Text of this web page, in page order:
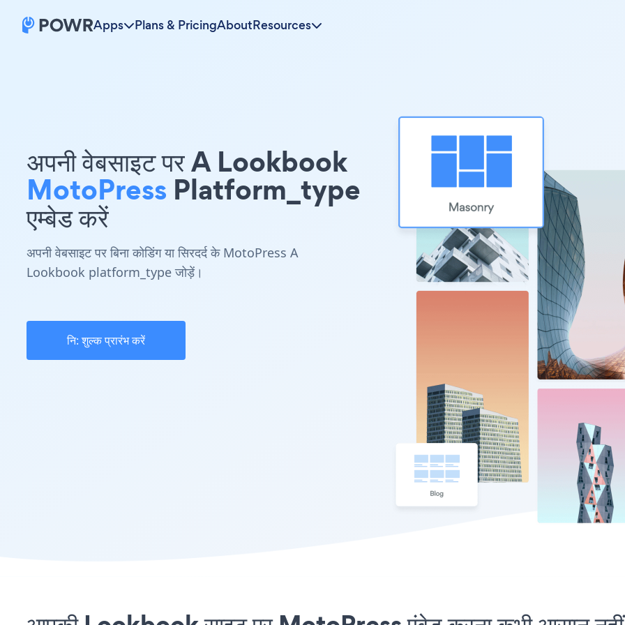
Apps Plans & PricingAboutResources
अपनी वेबसाइट पर A Lookbook
MotoPress Platform_type
एम्बेड करें
अपनी वेबसाइट पर बिना कोडिंग या सिरदर्द के MotoPress A
Lookbook platform_type जोड़ें।
नि: शुल्क प्रारंभ करें